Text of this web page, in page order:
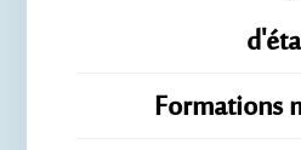
Formations